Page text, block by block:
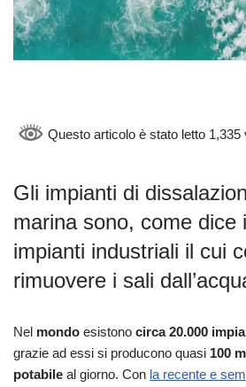
Questo articolo è stato letto 1,335
Gli impianti di
marina sono, come dice
impianti industriali il cui
rimuovere i sali
Nel mondo esistono circa 20.000
grazie ad essi si producono quasi 100
potabile al giorno. Con la recente e